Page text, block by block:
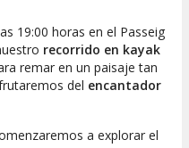
19:00 horas en el Passeig
recorrido en kayak
remar en un paisaje tan
del encantador
a explorar el